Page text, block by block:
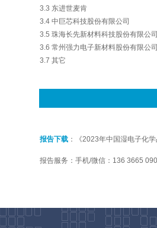
3.3 东进世麦肯
3.4 中巨芯科技股份有限公司
3.5 珠海长先新材料科技股份有限公
3.6 常州强力电子新材料股份有限公
3.7 其它
报告下载 ：《2023年中国湿电子化
报告服务：手机/微信：136 3665